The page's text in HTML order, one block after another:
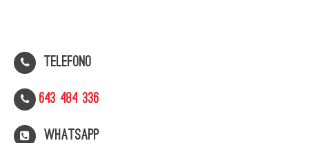
Telefono
643 484 336
WhatsApp